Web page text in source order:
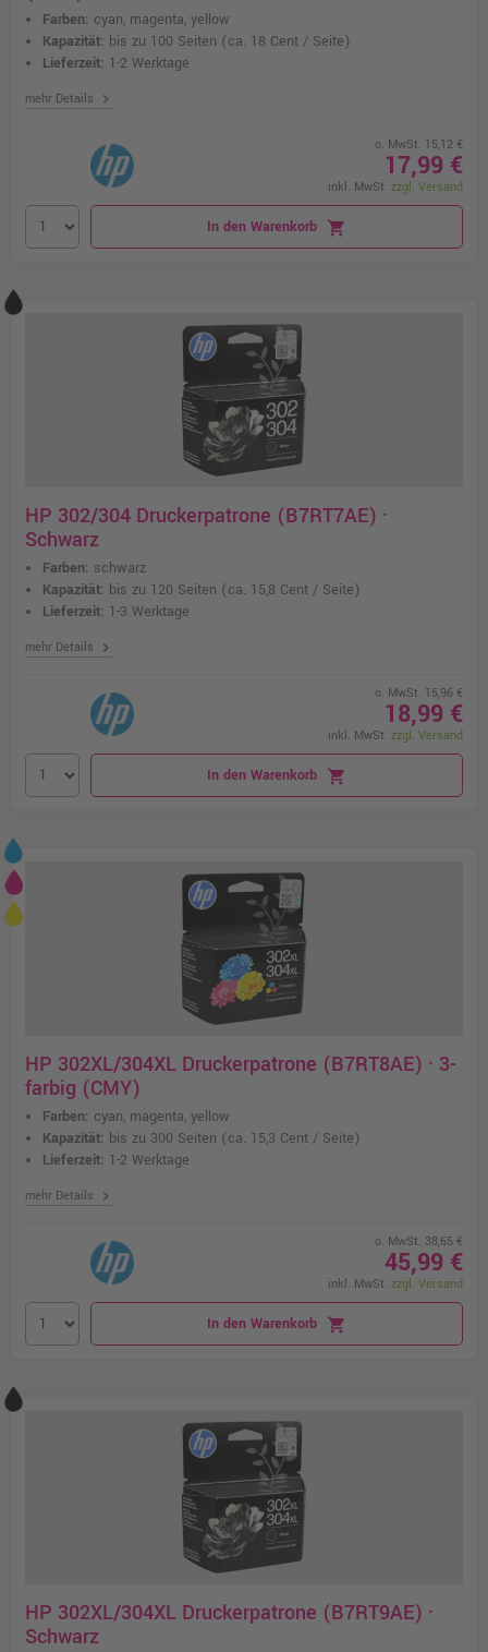
Farben: cyan, magenta, yellow
Kapazität: bis zu 100 Seiten (ca. 18 Cent / Seite)
Lieferzeit: 1-2 Werktage
mehr Details chevron_right
o. MwSt. 15,12 €
17,99 €
inkl. MwSt. zzgl. Versand
In den Warenkorb shopping_cart
HP 302/304 Druckerpatrone (B7RT7AE) ·
Schwarz
Farben: schwarz
Kapazität: bis zu 120 Seiten (ca. 15,8 Cent / Seite)
Lieferzeit: 1-3 Werktage
mehr Details chevron_right
o. MwSt. 15,96 €
18,99 €
inkl. MwSt. zzgl. Versand
In den Warenkorb shopping_cart
HP 302XL/304XL Druckerpatrone (B7RT8AE) · 3-
farbig (CMY)
Farben: cyan, magenta, yellow
Kapazität: bis zu 300 Seiten (ca. 15,3 Cent / Seite)
Lieferzeit: 1-2 Werktage
mehr Details chevron_right
o. MwSt. 38,65 €
45,99 €
inkl. MwSt. zzgl. Versand
In den Warenkorb shopping_cart
HP 302XL/304XL Druckerpatrone (B7RT9AE) ·
Schwarz